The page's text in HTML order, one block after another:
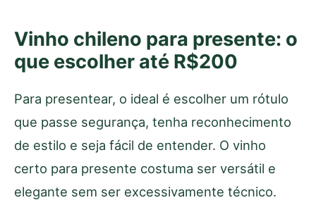
Vinho chileno para presente: o
que escolher até R$200
Para presentear, o ideal é escolher um rótulo
que passe segurança, tenha reconhecimento
de estilo e seja fácil de entender. O vinho
certo para presente costuma ser versátil e
elegante sem ser excessivamente técnico.